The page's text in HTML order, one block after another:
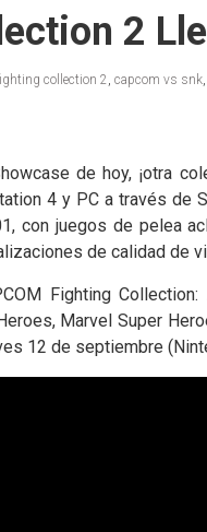
2
collection 2, capcom vs snk,
de hoy, ¡otra
4 y PC a través
con juegos de pelea
de calidad de
Fighting
Marvel Super
12 de septiembre